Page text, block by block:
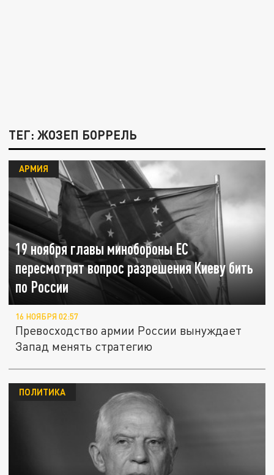
ТЕГ: ЖОЗЕП БОРРЕЛЬ
19 ноября главы минобороны ЕС
пересмотрят вопрос разрешения Киеву бить
по России
АРМИЯ
16 НОЯБРЯ 02:57
Превосходство армии России вынуждает
Запад менять стратегию
ПОЛИТИКА